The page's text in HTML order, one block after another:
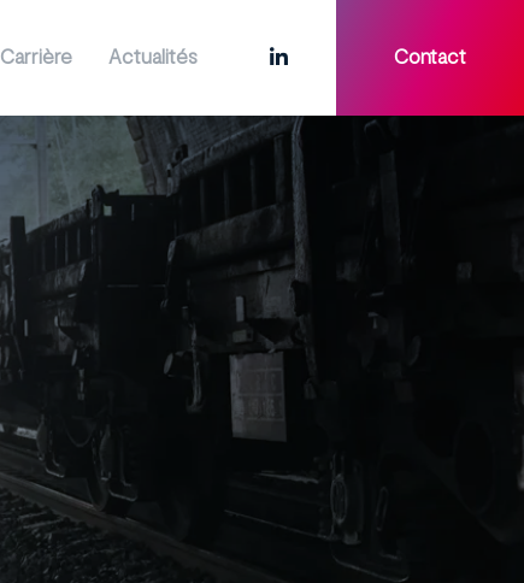
Carrière Actualités Contact